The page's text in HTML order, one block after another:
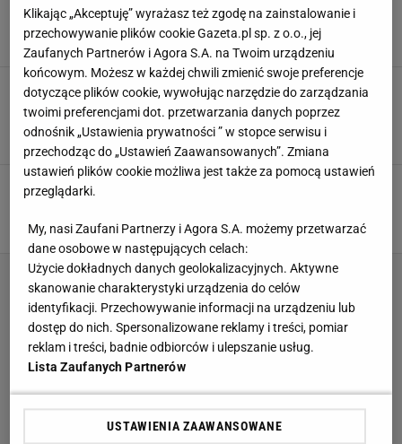
Zupę z dyni wzbogacam dwoma składnikami
DANIA OBIADOWE NEWS PRZEPISY
Podrasuj smak nudnej zupy dyniowej tym
białym warzywem. Po stary przepis nie
sięgniesz już nigdy w życiu
PIETRUSZKA POMYSŁ NA OBIAD
PRZEPISY PRZEPISY KULINARNE ZUPA DYNIOWA
Klikając „Akceptuję” wyrażasz też zgodę na zainstalowanie i
przechowywanie plików cookie Gazeta.pl sp. z o.o., jej
Zaufanych Partnerów i Agora S.A. na Twoim urządzeniu
końcowym. Możesz w każdej chwili zmienić swoje preferencje
dotyczące plików cookie, wywołując narzędzie do zarządzania
twoimi preferencjami dot. przetwarzania danych poprzez
odnośnik „Ustawienia prywatności ” w stopce serwisu i
przechodząc do „Ustawień Zaawansowanych”. Zmiana
ustawień plików cookie możliwa jest także za pomocą ustawień
przeglądarki.
My, nasi Zaufani Partnerzy i Agora S.A. możemy przetwarzać
dane osobowe w następujących celach:
Użycie dokładnych danych geolokalizacyjnych. Aktywne
skanowanie charakterystyki urządzenia do celów
identyfikacji. Przechowywanie informacji na urządzeniu lub
dostęp do nich. Spersonalizowane reklamy i treści, pomiar
reklam i treści, badnie odbiorców i ulepszanie usług.
Lista Zaufanych Partnerów
USTAWIENIA ZAAWANSOWANE